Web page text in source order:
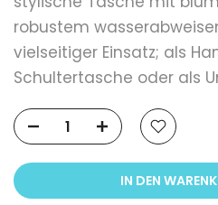
robustem
vielseitiger Einsatz; als
Schultertasche oder als
IN DEN